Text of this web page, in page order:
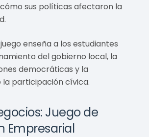
sus políticas afectaron la
enseña a los estudiantes
del gobierno local, la
democráticas y la
participación cívica.
Juego de
Empresarial